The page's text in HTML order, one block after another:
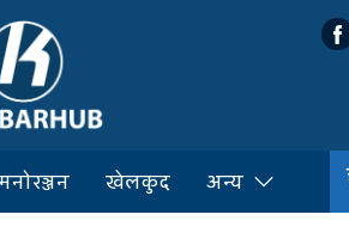
मनोरञ्जन खेलकुद अन्य